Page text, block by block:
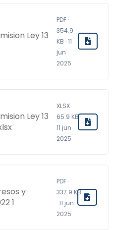
Ley 13
PDF ·
354.9
KB · 11
jun
2025
Ley 13
XLSX ·
65.9 KB ·
11 jun
2025
y
1
PDF ·
337.9 KB
· 11 jun
2025